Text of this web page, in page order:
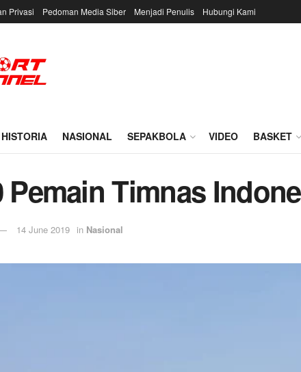
Privasi Pedoman Media Siber Menjadi Penulis Hubungi Kami
HISTORIA NASIONAL SEPAKBOLA VIDEO BASKET
Pemain Timnas
14 June 2019 in Nasional